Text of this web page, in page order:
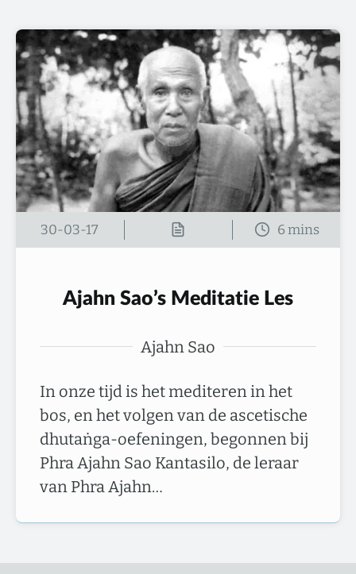
30-03-17
Ajahn Sao’s Meditatie Les
Ajahn Sao
In onze tijd is het mediteren in het
bos, en het volgen van de ascetische
dhutaṅga-oefeningen, begonnen bij
Phra Ajahn Sao Kantasilo, de leraar
van Phra Ajahn…